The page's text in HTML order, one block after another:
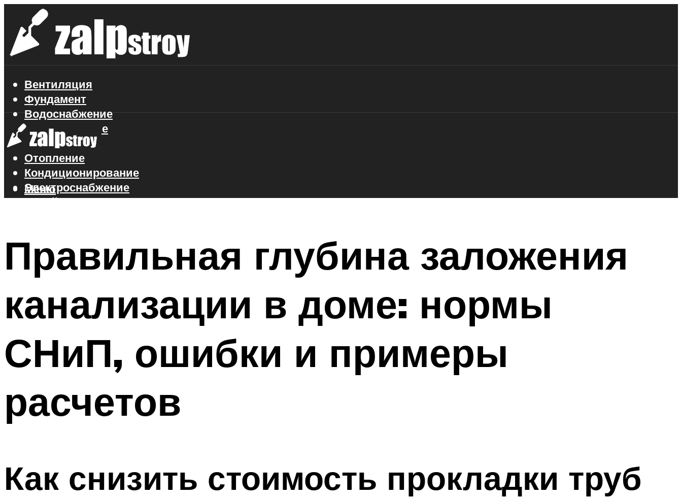
Вентиляция
Фундамент
Водоснабжение
Газоснабжение
Канализация
Отопление
Кондиционирование
Электроснабжение
Стройматериалы
Меню
Правильная глубина заложения
канализации в доме: нормы
СНиП, ошибки и примеры
расчетов
Как снизить стоимость прокладки труб